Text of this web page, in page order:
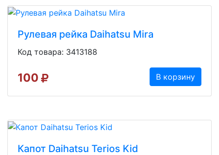
Рулевая рейка Daihatsu Mira
Код товара: 3413188
100 В корзину
Капот Daihatsu Terios Kid